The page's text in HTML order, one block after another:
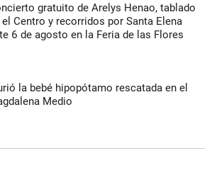
gratuito de Arelys Henao, tablado
el Centro y recorridos por Santa Elena
6 de agosto en la Feria de las Flores
la bebé hipopótamo rescatada en el
Medio